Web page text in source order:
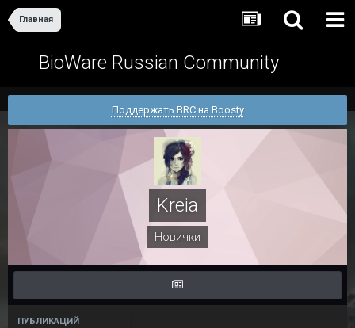
Главная
BioWare Russian Community
Поддержать BRC на Boosty
Kreia
Новички
ПУБЛИКАЦИЙ